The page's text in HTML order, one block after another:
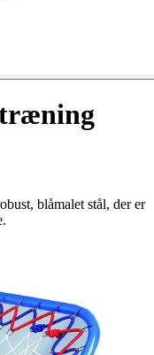
blåmalet stål, der er